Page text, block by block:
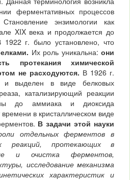
ферментативных процессов
энзимологии как
XIX века и продолжается до
г. было установлено, что
Их роль уникальна: они
протекания химической
не расходуются. В 1926 г.
выделен в виде белковых
катализирующий реакции
до аммиака и диоксида
в кристаллическом виде
В задачи этой науки
отдельных ферментов в
реакций, протекающих в
и очистка ферментов,
исследование механизма
характеристик и